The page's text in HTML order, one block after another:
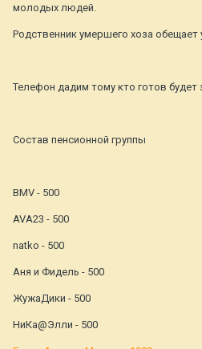
молодых людей.
Родственник умершего хоза обещает
Телефон дадим тому кто готов будет
Состав пенсионной группы
BMV - 500
AVA23 - 500
natko - 500
Аня и Фидель - 500
ЖужаДики - 500
НиКа@Элли - 500